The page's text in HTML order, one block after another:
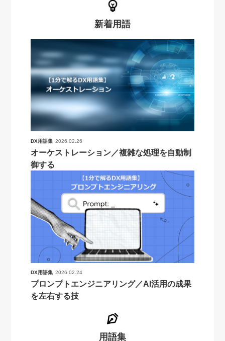
新着用語
DX用語集 2026.02.26
オーケストレーション／複雑な処理を自動制
御する
DX用語集 2026.02.24
プロンプトエンジニアリング／AI活用の成果
を左右する技
用語集